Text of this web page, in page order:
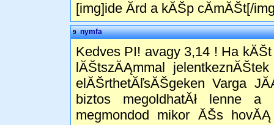
[img]ide Ă­rd a kĂŠp cĂ­mĂŠt[/
9 nymfa
Kedves PI! avagy 3,14 ! Ha
lĂŠtszĂĄmmal
elĂŠrthetĂľsĂŠgeken Varga
biztos megoldhatĂł lenne a
megmondod mikor ĂŠs